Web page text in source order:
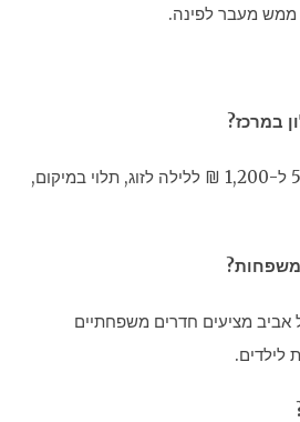
מעבר לפינה.
המחיר הממוצע נע בין 500 ל-1,200 ₪ ללילה לזוג, תלוי במיקום,
מציעים חדרים משפחתיים